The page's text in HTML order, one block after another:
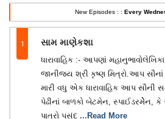
New Episodes : : Every
1 સામ માણેકશા
ધારાવાહિક :- આપણાં
જાનીજય શ્રી કૃષ્ણ મિત્રો.આપ
મારી વધુ એક ધારાવાહિક આપ
પેઢીનાં બાળકો બેટમેન, સ્પાઈડરમેેેન,
પાત્રો પસંદ ...Read More